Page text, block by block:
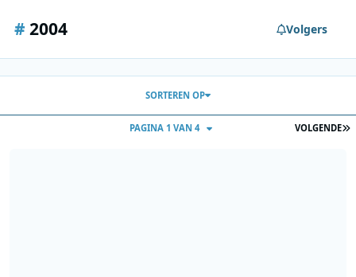
# 2004 Volgers
VOLGENDE
PAGINA 1 VAN 4
SORTEREN OP